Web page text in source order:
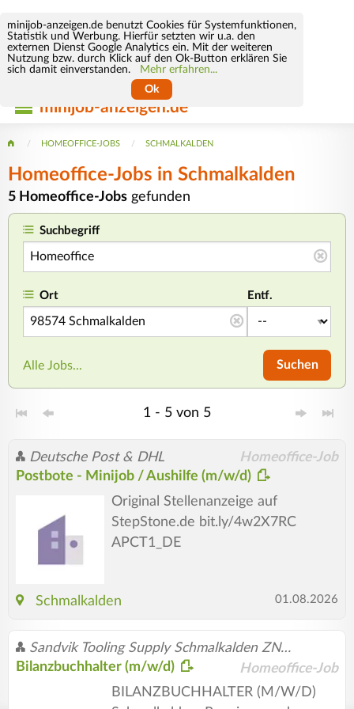
minijob-anzeigen.de benutzt Cookies für Systemfunktionen,
Statistik und Werbung. Hierfür setzten wir u.a. den
externen Dienst Google Analytics ein. Mit der weiteren
Nutzung bzw. durch Klick auf den Ok-Button erklären Sie
sich damit einverstanden.
Mehr erfahren...
Ok
minijob-anzeigen.de
HOMEOFFICE-JOBS SCHMALKALDEN
Homeoffice-Jobs in Schmalkalden
5 Homeoffice-Jobs gefunden
Suchbegriff
Ort Entf.
Alle Jobs... Suchen
1 - 5 von 5
Deutsche Post & DHL Homeoffice-Job
Postbote - Minijob / Aushilfe (m/w/d)
Original Stellenanzeige auf
StepStone.de bit.ly/4w2X7RC
APCT1_DE
Schmalkalden 01.08.2026
Sandvik Tooling Supply Schmalkalden ZN der Sandvik Tooling Deutschland GmbH
Homeoffice-Job
Bilanzbuchhalter (m/w/d)
BILANZBUCHHALTER (M/W/D)